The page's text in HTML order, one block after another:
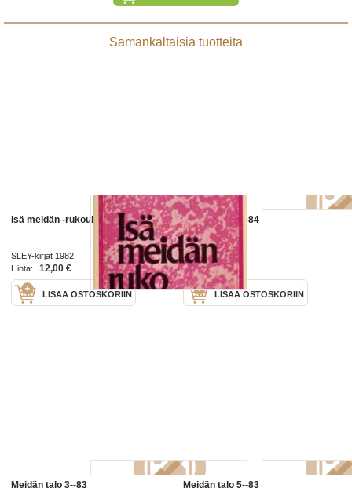
Samankaltaisia tuotteita
Isä meidän -rukouksen selitys
SLEY-kirjat 1982
Hinta:
12,00 €
LISÄÄ OSTOSKORIIN
Meidän talo 6--84
1984
Hinta:
3,00 €
LISÄÄ OSTOSKORIIN
Meidän talo 3--83 Meidän talo 5--83